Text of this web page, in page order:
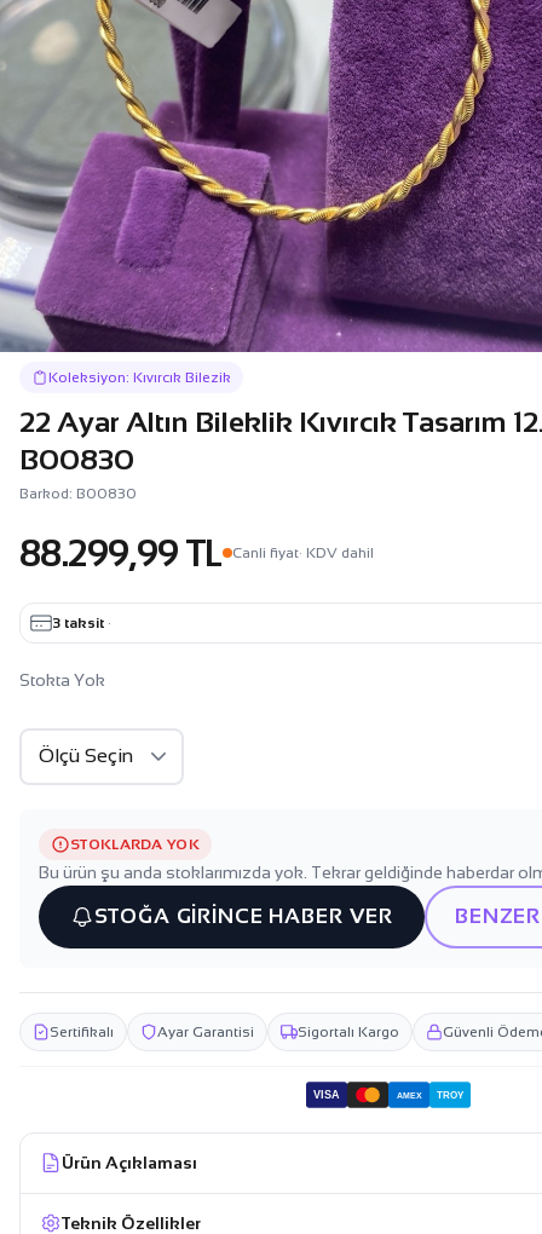
Koleksiyon: Kıvırcık Bilezik
22 Ayar Altın Bileklik Kıvırcık Tasarım
B00830
Barkod: B00830
88.299,99 TL Canli fiyat· KDV dahil
3 taksit ·
Stokta Yok
STOKLARDA YOK
Bu ürün şu anda stoklarımızda yok. Tekrar geldiğinde haberdar
STOĞA GİRİNCE HABER VER
Sertifikalı Ayar Garantisi Sigortalı Kargo Güvenli
VISA AMEX TROY
Ürün Açıklaması
Teknik Özellikler